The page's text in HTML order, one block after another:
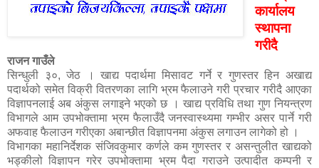
कार्यालय
स्थापना
गरीदै
राजन गाउँले
सिन्धुली ३०, जेठ । खाद्य पदार्थमा मिसावट गर्ने र गुणस्तर हिन अखाद्य
पदार्थको समेत विक्री वितरणका लागि भ्रम फैलाउने गरी प्रचार गरीदै आएका
विज्ञापनलाई अब अंकुस लगाइने भएको छ । खाद्य प्रविधि तथा गुण नियन्त्रण
विभागले आम उपभोक्तामा भ्रम फैलाउँदै जनस्वास्थ्यमा गम्भीर असर पार्ने गरी
अफवाह फैलाउन गरीएका अबान्छीत विज्ञापनमा अंकुस लगाउन लागेको हो ।
विभागका महानिर्देशक संजिवकुमार कर्णले कम गुणस्तर र असन्तुलीत खाद्यको
भड्कीलो विज्ञापन गरेर उपभोक्तामा भ्रम पैदा गराउने उत्पादीत कम्पनी र